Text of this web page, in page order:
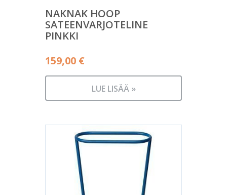
NAKNAK HOOP
SATEENVARJOTELINE
PINKKI
159,00 €
LUE LISÄÄ »